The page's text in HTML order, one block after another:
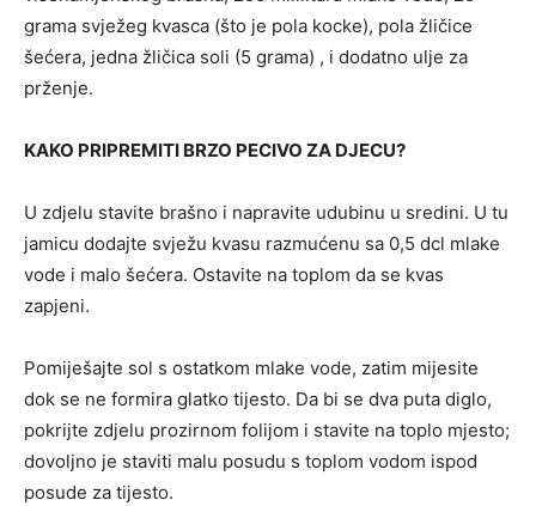
grama svježeg kvasca (što je pola kocke), pola žličice
šećera, jedna žličica soli (5 grama) , i dodatno ulje za
prženje.
KAKO PRIPREMITI BRZO PECIVO ZA DJECU?
U zdjelu stavite brašno i napravite udubinu u sredini. U tu
jamicu dodajte svježu kvasu razmućenu sa 0,5 dcl mlake
vode i malo šećera. Ostavite na toplom da se kvas
zapjeni.
Pomiješajte sol s ostatkom mlake vode, zatim mijesite
dok se ne formira glatko tijesto. Da bi se dva puta diglo,
pokrijte zdjelu prozirnom folijom i stavite na toplo mjesto;
dovoljno je staviti malu posudu s toplom vodom ispod
posude za tijesto.